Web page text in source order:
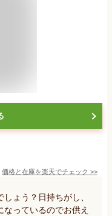
価格と在庫を楽天でチェック >>
ょう？日持ちがし、
っているのでお供え